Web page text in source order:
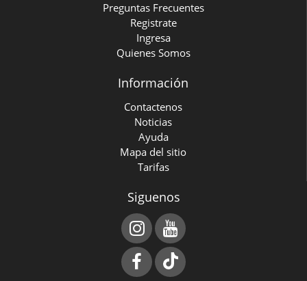
Preguntas Frecuentes
Registrate
Ingresa
Quienes Somos
Información
Contactenos
Noticias
Ayuda
Mapa del sitio
Tarifas
Siguenos